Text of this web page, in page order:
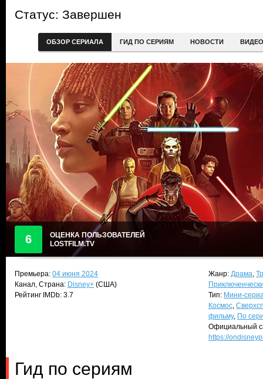
Статус: Завершен
ОБЗОР СЕРИАЛА ГИД ПО СЕРИЯМ НОВОСТИ ВИДЕО
6
ОЦЕНКА ПОЛЬЗОВАТЕЛЕЙ
LOSTFILM.TV
Премьера: 04 июня 2024
Канал, Страна: Disney+ (США)
Рейтинг IMDb: 3.7
Жанр: Драма,
Тип: Мини-
Космос,
фильму, По
Официальный
https://
Гид по сериям